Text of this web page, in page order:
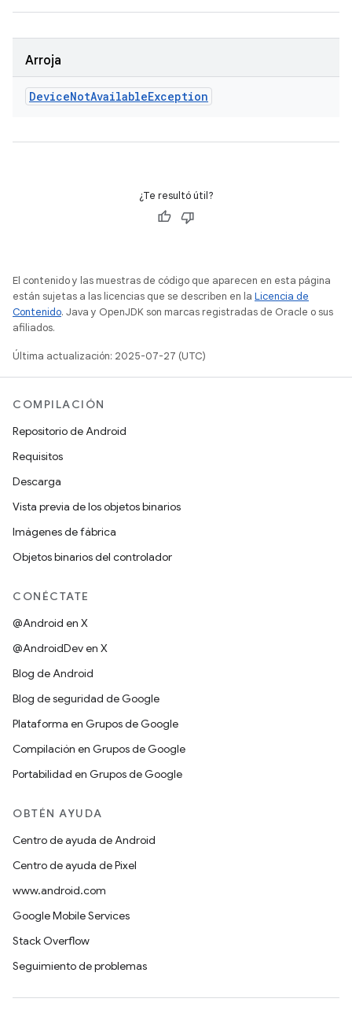
Arroja
DeviceNotAvailableException
¿Te resultó útil?
El contenido y las muestras de código que aparecen en esta página
están sujetas a las licencias que se describen en la Licencia de
Contenido. Java y OpenJDK son marcas registradas de Oracle o sus
afiliados.
Última actualización: 2025-07-27 (UTC)
COMPILACIÓN
Repositorio de Android
Requisitos
Descarga
Vista previa de los objetos binarios
Imágenes de fábrica
Objetos binarios del controlador
CONÉCTATE
@Android en X
@AndroidDev en X
Blog de Android
Blog de seguridad de Google
Plataforma en Grupos de Google
Compilación en Grupos de Google
Portabilidad en Grupos de Google
OBTÉN AYUDA
Centro de ayuda de Android
Centro de ayuda de Pixel
www.android.com
Google Mobile Services
Stack Overflow
Seguimiento de problemas